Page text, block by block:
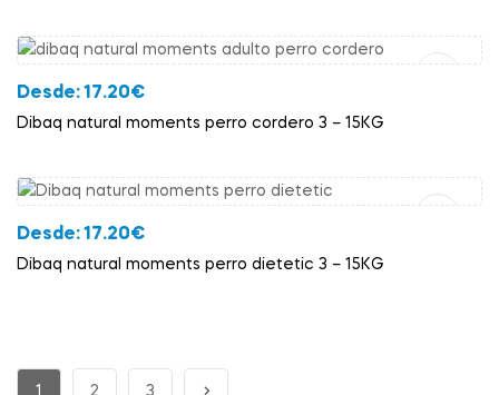
Desde:17.20€
Dibaq natural moments perro cordero 3 – 15KG
Desde:17.20€
Dibaq natural moments perro dietetic 3 – 15KG
1 2 3